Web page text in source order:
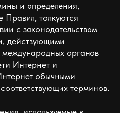
и определения,
Правил, толкуются
с законодательством
действующими
органов
Интернет и
обычными
терминов.